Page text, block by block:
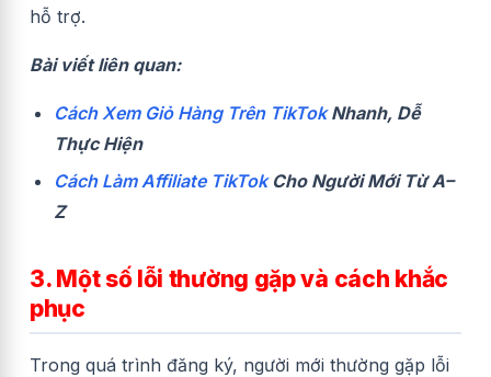
hỗ trợ.
Bài viết liên quan:
Cách Xem Giỏ Hàng Trên TikTokNhanh, Dễ
Thực Hiện
Cách Làm Affiliate TikTokCho Người Mới Từ A–
Z
3. Một số lỗi thường gặp và cách khắc
phục
Trong quá trình đăng ký, người mới thường gặp lỗi